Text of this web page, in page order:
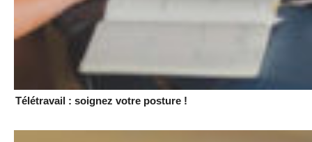
Télétravail : soignez votre posture !